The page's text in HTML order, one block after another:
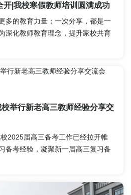
开|我校寒假教师培训圆满成功
多的教育力量；一次分享，都是一
深化教师教育理念，提升家校共育
举行新老高三教师经验分享交
2025届高三备考工作已经拉开帷
备考经验，凝聚新一届高三复习备